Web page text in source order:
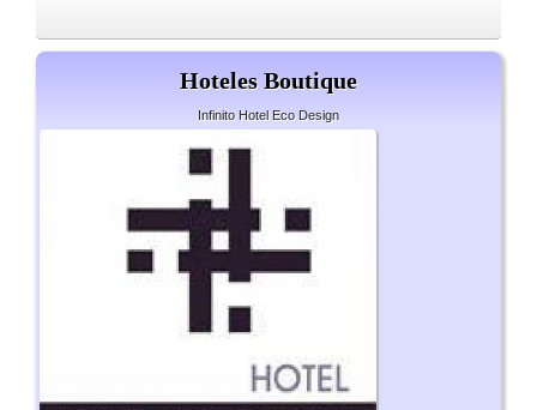
Hoteles Boutique
Infinito Hotel Eco Design